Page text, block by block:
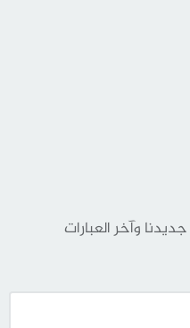
وآخر العبارات